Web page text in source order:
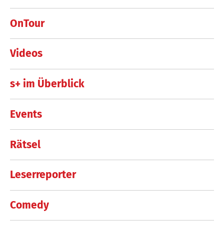
OnTour
Videos
s+ im Überblick
Events
Rätsel
Leserreporter
Comedy